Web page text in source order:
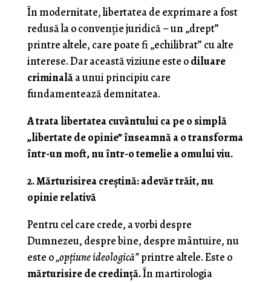
În modernitate, libertatea de exprimare a fost
redusă la o convenție juridică – un „drept”
printre altele, care poate fi „echilibrat” cu alte
interese. Dar această viziune este odiluare
criminalăa unui principiu care
fundamentează demnitatea.
A trata libertatea cuvântului ca pe o simplă
„libertate de opinie” înseamnă a o transforma
într-un moft, nu într-o temelie a omului viu.
2. Mărturisirea creștină: adevăr trăit, nu
opinie relativă
Pentru cel care crede, a vorbi despre
Dumnezeu, despre bine, despre mântuire, nu
este o„opțiune ideologică”printre altele. Este o
mărturisire de credință.În martirologia